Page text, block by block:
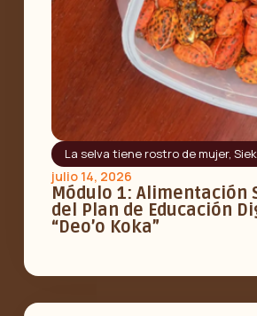
La selva tiene rostro de mujer,
julio 14, 2026
Módulo 1: Alimentación
del Plan de Educación
“Deo’o Koka”